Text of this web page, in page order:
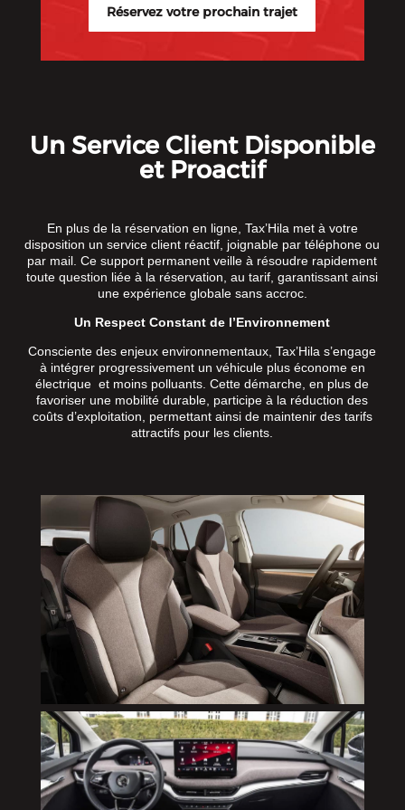
Réservez votre prochain trajet
Un Service Client Disponible
et Proactif
En plus de la réservation en ligne, Tax’Hila met à votre
disposition un service client réactif, joignable par téléphone ou
par mail. Ce support permanent veille à résoudre rapidement
toute question liée à la réservation, au tarif, garantissant ainsi
une expérience globale sans accroc.
Un Respect Constant de l’Environnement
Consciente des enjeux environnementaux, Tax’Hila s’engage
à intégrer progressivement un véhicule plus économe en
électrique et moins polluants. Cette démarche, en plus de
favoriser une mobilité durable, participe à la réduction des
coûts d’exploitation, permettant ainsi de maintenir des tarifs
attractifs pour les clients.